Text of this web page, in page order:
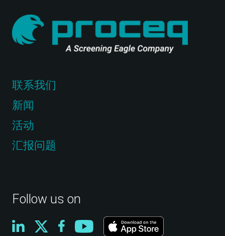
Follow us on
联系我们
新闻
活动
汇报问题